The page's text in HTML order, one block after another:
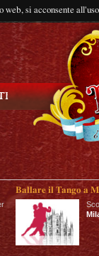
web, si acconsente
Ballare il Tango a